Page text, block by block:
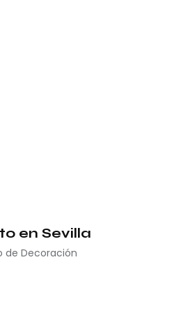
en Sevilla
de Decoración